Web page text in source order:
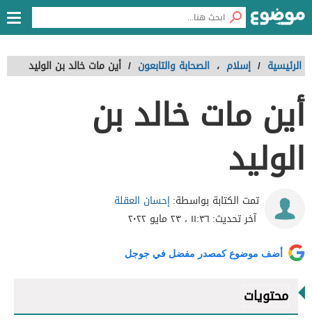
الرئيسية / إسلام ، الصحابة والتابعون / أين مات خالد بن الوليد
أين مات خالد بن
الوليد
تمت الكتابة بواسطة:إحسان العقلة
آخر تحديث: ١١:٣٦ ، ٢٣ مايو ٢٠٢٢
أضف موضوع كمصدر مفضل في جوجل
محتويات